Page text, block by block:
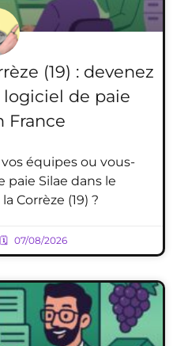
(19) : devenez
de paie
France
équipes ou vous-
paie Silae dans le
Corrèze (19) ?
07/08/2026